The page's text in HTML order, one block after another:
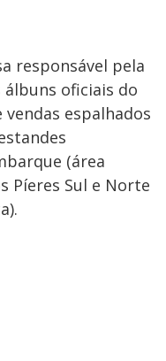
responsável pela
álbuns oficiais do
espalhados
(área
Píeres Sul e Norte